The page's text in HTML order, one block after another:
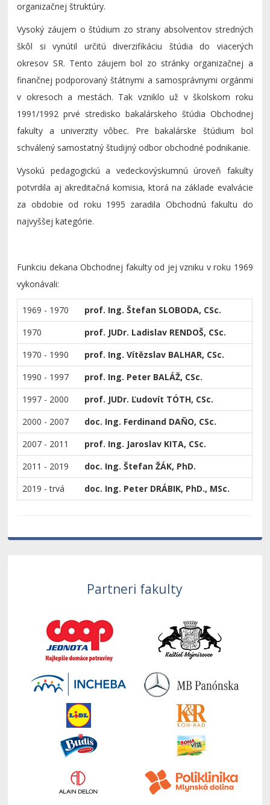
organizačnej štruktúry.
Vysoký záujem o štúdium zo strany absolventov stredných
škôl si vynútil určitú diverzifikáciu štúdia do viacerých
okresov SR. Tento záujem bol zo stránky organizačnej a
finančnej podporovaný štátnymi a samosprávnymi orgánmi
v okresoch a mestách. Tak vzniklo už v školskom roku
1991/1992 prvé stredisko bakalárskeho štúdia Obchodnej
fakulty a univerzity vôbec. Pre bakalárske štúdium bol
schválený samostatný študijný odbor obchodné podnikanie.
Vysokú pedagogickú a vedeckovýskumnú úroveň fakulty
potvrdila aj akreditačná komisia, ktorá na základe evalvácie
za obdobie od roku 1995 zaradila Obchodnú fakultu do
najvyššej kategórie.
Funkciu dekana Obchodnej fakulty od jej vzniku v roku 1969
vykonávali:
1969 - 1970
prof. Ing. Štefan SLOBODA, CSc.
1970
prof. JUDr. Ladislav RENDOŠ, CSc.
1970 - 1990
prof. Ing. Vítězslav BALHAR, CSc.
1990 - 1997
prof. Ing. Peter BALÁŽ, CSc.
1997 - 2000
prof. JUDr. Ľudovít TÓTH, CSc.
2000 - 2007
doc. Ing. Ferdinand DAŇO, CSc.
2007 - 2011
prof. Ing. Jaroslav KITA, CSc.
2011 - 2019
doc. Ing. Štefan ŽÁK, PhD.
2019 - trvá
doc. Ing. Peter DRÁBIK, PhD., MSc.
Partneri fakulty